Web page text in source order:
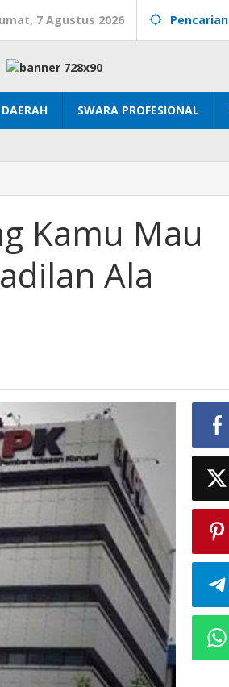
7 Agustus 2026 Pencarian
SWARA PROFESIONAL
Kamu Mau
Ala